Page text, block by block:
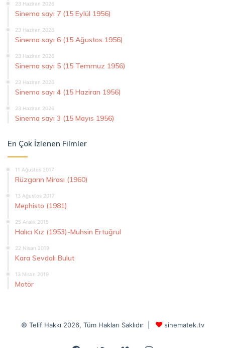
23 Haziran 2026
Sinema sayı 7 (15 Eylül 1956)
23 Haziran 2026
Sinema sayı 6 (15 Ağustos 1956)
23 Haziran 2026
Sinema sayı 5 (15 Temmuz 1956)
23 Haziran 2026
Sinema sayı 4 (15 Haziran 1956)
23 Haziran 2026
Sinema sayı 3 (15 Mayıs 1956)
En Çok İzlenen Filmler
11 Ağustos 2017
Rüzgarın Mirası (1960)
13 Ağustos 2017
Mephisto (1981)
25 Aralık 2015
Halıcı Kız (1953)-Muhsin Ertuğrul
22 Nisan 2019
Kara Sevdalı Bulut
13 Nisan 2019
Motör
© Telif Hakkı 2026, Tüm Hakları Saklıdır | sinematek.tv